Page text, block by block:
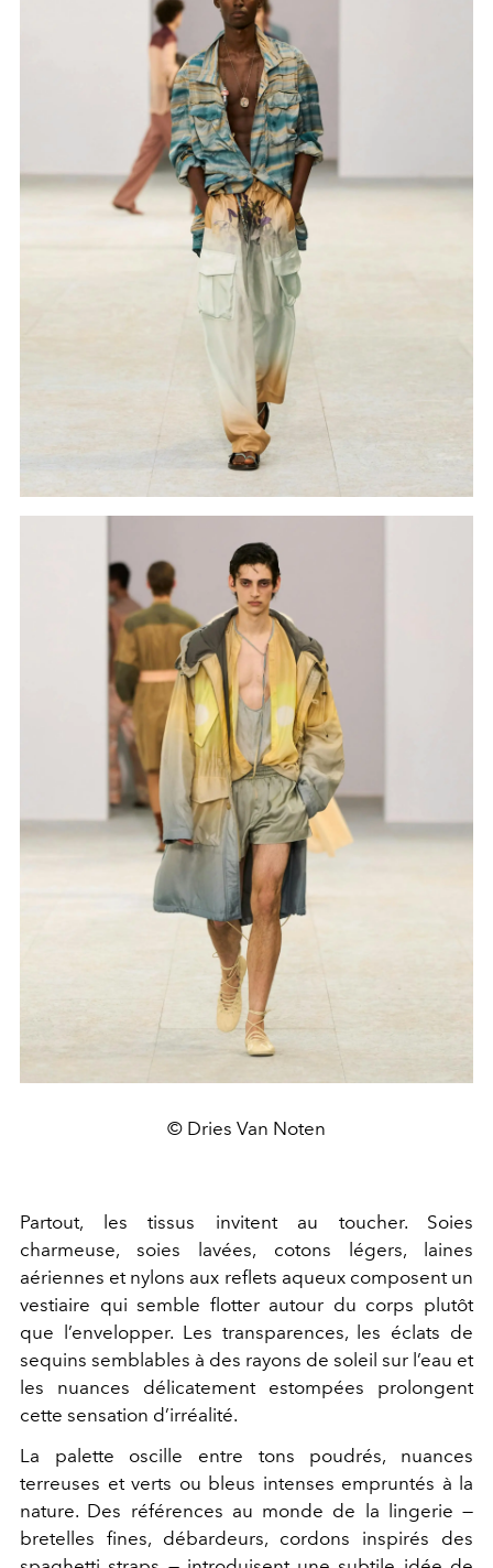
© Dries Van Noten
Partout, les tissus invitent au toucher. Soies
charmeuse, soies lavées, cotons légers, laines
aériennes et nylons aux reflets aqueux composent un
vestiaire qui semble flotter autour du corps plutôt
que l’envelopper. Les transparences, les éclats de
sequins semblables à des rayons de soleil sur l’eau et
les nuances délicatement estompées prolongent
cette sensation d’irréalité.
La palette oscille entre tons poudrés, nuances
terreuses et verts ou bleus intenses empruntés à la
nature. Des références au monde de la lingerie —
bretelles fines, débardeurs, cordons inspirés des